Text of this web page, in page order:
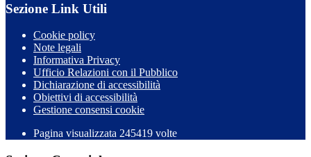
Sezione Link Utili
Cookie policy
Note legali
Informativa Privacy
Ufficio Relazioni con il Pubblico
Dichiarazione di accessibilità
Obiettivi di accessibilità
Gestione consensi cookie
Pagina visualizzata 245419 volte